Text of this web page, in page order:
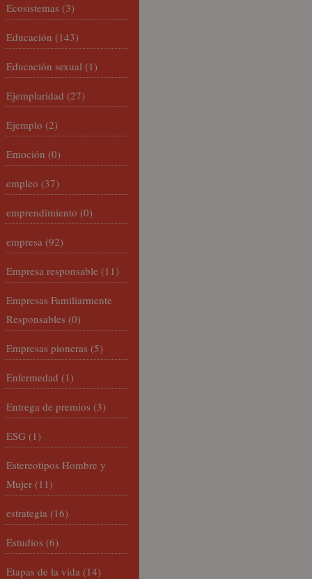
Ecosistemas (3)
Educación (143)
Educación sexual (1)
Ejemplaridad (27)
Ejemplo (2)
Emoción (0)
empleo (37)
emprendimiento (0)
empresa (92)
Empresa responsable (11)
Empresas Familiarmente
Responsables (0)
Empresas pioneras (5)
Enfermedad (1)
Entrega de premios (3)
ESG (1)
Estereotipos Hombre y
Mujer (11)
estrategia (16)
Estudios (6)
Etapas de la vida (14)